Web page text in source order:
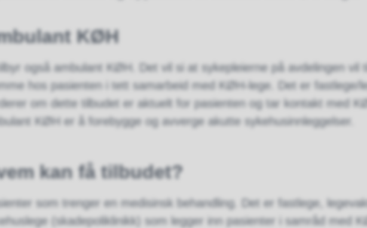
KØH
også ambulant KØH. Det vil si at sykepleierne på avdelingen vil
hos pasienten i tett samarbeid med KØH-lege. Det er fastlege/
om dette tilbudet er aktuelt for pasienten og tar kontakt med
KØH er å forebygge og avverge akutte sykehusinnleggelser.
kan få tilbudet?
som trenger en medisinsk behandling. Det er fastlege,
(skadepoliklinikk) som legger inn pasienter i samråd med